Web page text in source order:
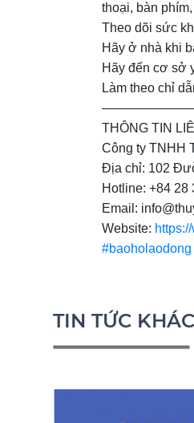
thoại, bàn
Theo dõi sức
Hãy ở nhà khi
Hãy đến cơ sở
Làm theo chỉ
THÔNG TIN
Công ty TNHH
Địa chỉ: 102
Hotline: +84 28
Email:
Website:
#baoholaodong
TIN TỨC KHÁC